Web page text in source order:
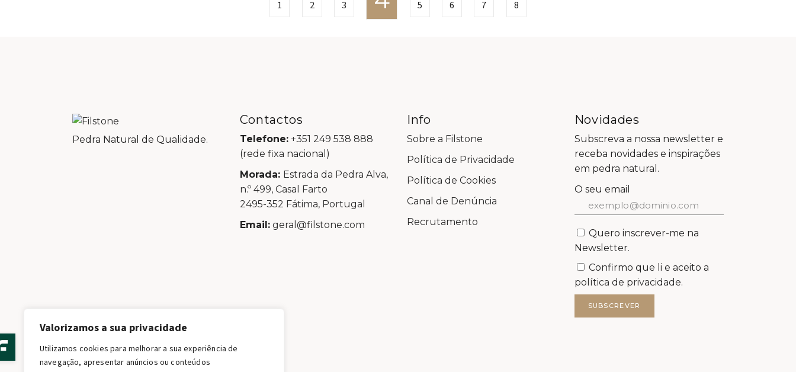
Valorizamos a sua privacidade
Utilizamos cookies para melhorar a sua experiência de
navegação, apresentar anúncios ou conteúdos
1 2 3 5 6 7 8
Pedra Natural de Qualidade.
Contactos
Telefone: +351 249 538 888
(rede fixa nacional)
Morada: Estrada da Pedra Alva,
n.º 499, Casal Farto
2495-352 Fátima, Portugal
Email: geral@filstone.com
Info
Sobre a Filstone
Política de Privacidade
Política de Cookies
Canal de Denúncia
Recrutamento
Novidades
Subscreva a nossa newsletter e
receba novidades e inspirações
em pedra natural.
O seu email
Quero inscrever-me na
Newsletter.
Confirmo que li e aceito a
política de privacidade.
SUBSCREVER